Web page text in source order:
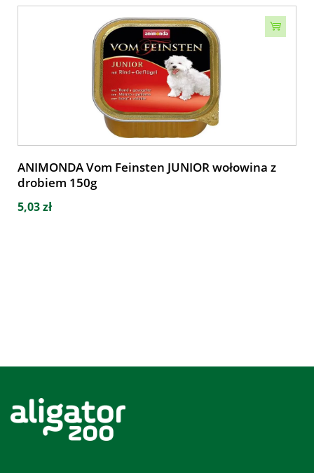
ANIMONDA Vom Feinsten JUNIOR wołowina z
drobiem 150g
5,03 zł